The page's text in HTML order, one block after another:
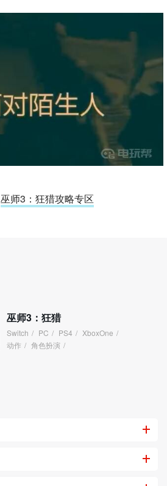
巫师3：狂猎攻略专区
巫师3：狂猎
Switch / PC / PS4 / XboxOne /
动作 / 角色扮演 /